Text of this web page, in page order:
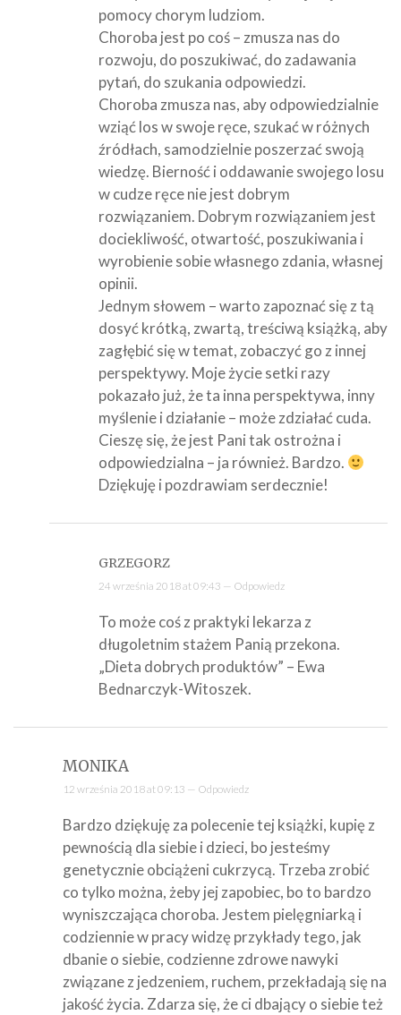
pomocy chorym ludziom.
Choroba jest po coś – zmusza nas do
rozwoju, do poszukiwać, do zadawania
pytań, do szukania odpowiedzi.
Choroba zmusza nas, aby odpowiedzialnie
wziąć los w swoje ręce, szukać w różnych
źródłach, samodzielnie poszerzać swoją
wiedzę. Bierność i oddawanie swojego losu
w cudze ręce nie jest dobrym
rozwiązaniem. Dobrym rozwiązaniem jest
dociekliwość, otwartość, poszukiwania i
wyrobienie sobie własnego zdania, własnej
opinii.
Jednym słowem – warto zapoznać się z tą
dosyć krótką, zwartą, treściwą książką, aby
zagłębić się w temat, zobaczyć go z innej
perspektywy. Moje życie setki razy
pokazało już, że ta inna perspektywa, inny
myślenie i działanie – może zdziałać cuda.
Cieszę się, że jest Pani tak ostrożna i
odpowiedzialna – ja również. Bardzo.
Dziękuję i pozdrawiam serdecznie!
GRZEGORZ
24 września 2018 at 09:43 — Odpowiedz
To może coś z praktyki lekarza z
długoletnim stażem Panią przekona.
„Dieta dobrych produktów” – Ewa
Bednarczyk-Witoszek.
MONIKA
12 września 2018 at 09:13 — Odpowiedz
Bardzo dziękuję za polecenie tej książki, kupię z
pewnością dla siebie i dzieci, bo jesteśmy
genetycznie obciążeni cukrzycą. Trzeba zrobić
co tylko można, żeby jej zapobiec, bo to bardzo
wyniszczająca choroba. Jestem pielęgniarką i
codziennie w pracy widzę przykłady tego, jak
dbanie o siebie, codzienne zdrowe nawyki
związane z jedzeniem, ruchem, przekładają się na
jakość życia. Zdarza się, że ci dbający o siebie też